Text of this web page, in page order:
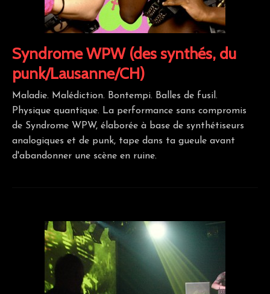
Syndrome WPW (des synthés, du
punk/Lausanne/CH)
Maladie. Malédiction. Bontempi. Balles de fusil.
Physique quantique. La performance sans compromis
de Syndrome WPW, élaborée à base de synthétiseurs
analogiques et de punk, tape dans ta gueule avant
d'abandonner une scène en ruine.